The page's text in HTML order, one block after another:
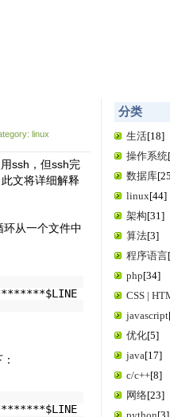
linux
ssh，但ssh完
文将详细解释
从一个文件中
分类
生活[18]
操作系统
数据库
linux[44]
架构[31]
算法[3]
程序语言
php[34]
CSS |
javascript
优化[5]
java[17]
c/c++[8]
网络[23]